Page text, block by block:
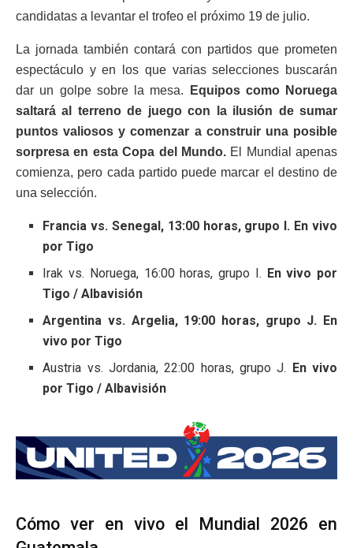
candidatas a levantar el trofeo el próximo 19 de julio.
La jornada también contará con partidos que prometen
espectáculo y en los que varias selecciones buscarán
dar un golpe sobre la mesa.
Equipos como Noruega
saltará al terreno de juego con la ilusión de sumar
puntos valiosos y comenzar a construir una posible
sorpresa en esta Copa del Mundo.El Mundial apenas
comienza, pero cada partido puede marcar el destino de
una selección.
Francia vs. Senegal, 13:00 horas, grupo I. En vivo
por Tigo
Irak vs. Noruega, 16:00 horas, grupo I. En vivo por
Tigo / Albavisión
Argentina vs. Argelia, 19:00 horas, grupo J. En
vivo por Tigo
Austria vs. Jordania, 22:00 horas, grupo J. En vivo
por Tigo / Albavisión
Cómo ver en vivo el Mundial 2026 en